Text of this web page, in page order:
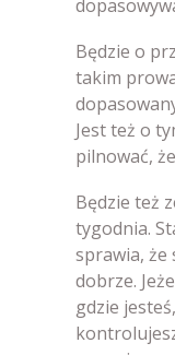
Będzie o
takim
Jest też o
pilnować,
Będzie też
tygodnia.
sprawia, że
dobrze.
gdzie